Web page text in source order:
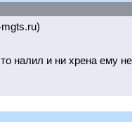
налил и ни хрена ему